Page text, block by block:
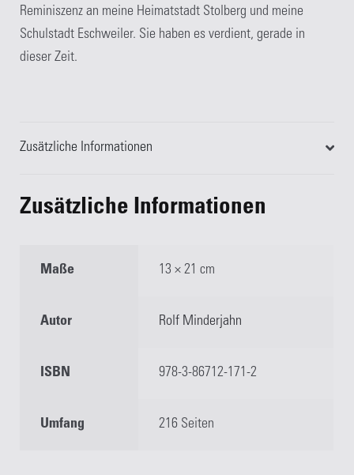
Reminiszenz an meine Heimatstadt Stolberg und meine
Schulstadt Eschweiler. Sie haben es verdient, gerade in
dieser Zeit.
Zusätzliche Informationen
Zusätzliche Informationen
Maße 13 × 21 cm
Autor Rolf Minderjahn
ISBN 978-3-86712-171-2
Umfang 216 Seiten